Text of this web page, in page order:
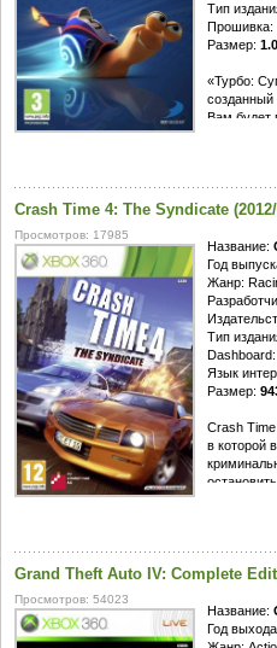
Тип
Прошивка:
Размер:
«Турбо:
созданный
Вам будет
также
Crash Time 4: The Syndicate
Просмотров: 17985
Название:
Год
Жанр:
Тип
Язык
Размер:
Crash
в которой
город,
Grand Theft Auto IV: Complete
Просмотров: 54023
Название:
Год